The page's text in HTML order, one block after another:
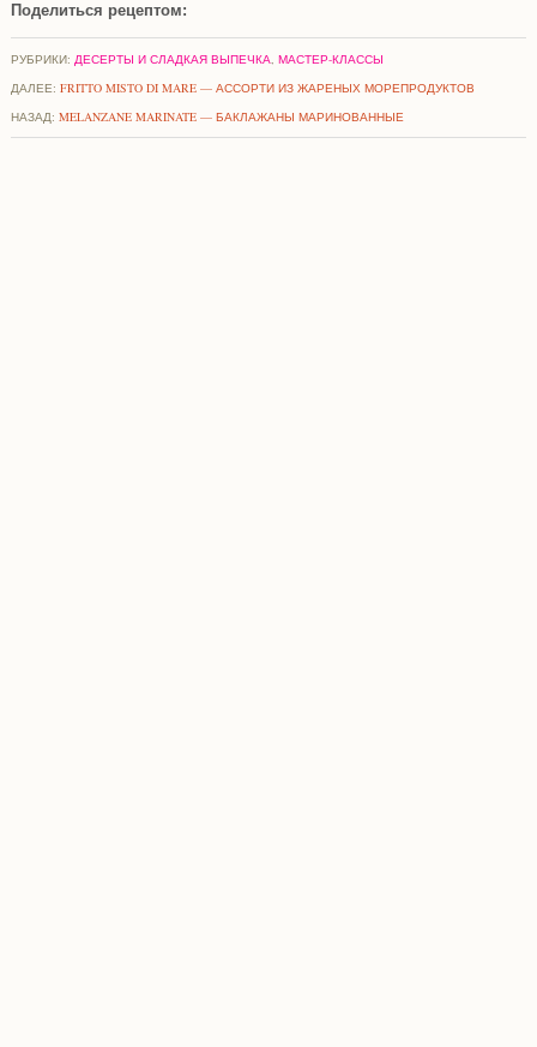
Поделиться рецептом:
РУБРИКИ: ДЕСЕРТЫ И СЛАДКАЯ ВЫПЕЧКА, МАСТЕР-КЛАССЫ
ДАЛЕЕ: FRITTO MISTO DI MARE — АССОРТИ ИЗ ЖАРЕНЫХ МОРЕПРОДУКТОВ
НАЗАД: MELANZANE MARINATE — БАКЛАЖАНЫ МАРИНОВАННЫЕ